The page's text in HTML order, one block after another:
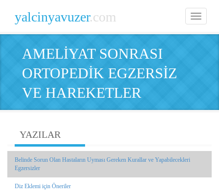
Toggle
navigation
yalcinyavuzer.com
AMELİYAT SONRASI
ORTOPEDİK EGZERSİZ
VE HAREKETLER
YAZILAR
Belinde Sorun Olan Hastaların Uyması Gereken Kurallar ve Yapabilecekleri
Egzersizler
Diz Eklemi için Öneriler